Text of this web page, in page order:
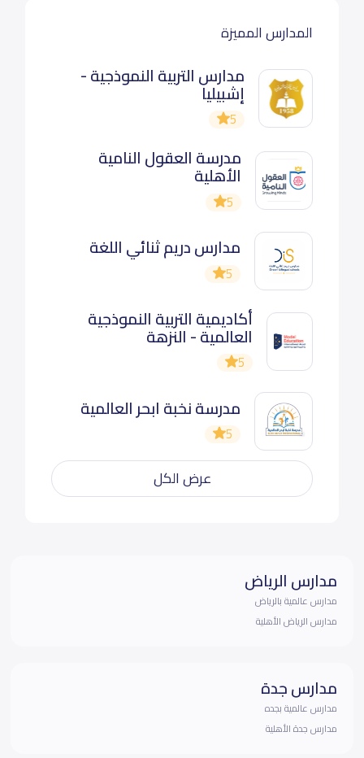
المدارس المميزة
مدارس التربية النموذجية -
إشبيليا
5
مدرسة العقول النامية
الأهلية
5
مدارس دريم ثنائي اللغة
5
أكاديمية التربية النموذجية
العالمية - النزهة
5
مدرسة نخبة ابحر العالمية
5
عرض الكل
مدارس الرياض
مدارس عالمية بالرياض
مدارس الرياض الأهلية
مدارس جدة
مدارس عالمية بجده
مدارس جدة الأهلية